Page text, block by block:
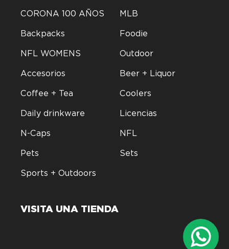
CORONA 100 AÑOS MLB
Backpacks Foodie
NFL WOMENS Outdoor
Accesorios Beer + Liquor
Coffee + Tea Coolers
Daily drinkware Licencias
N-Caps NFL
Pets Sets
Sports + Outdoors
VISITA UNA TIENDA